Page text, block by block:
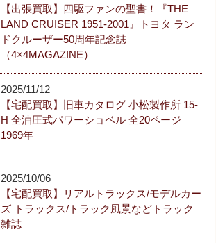
【出張買取】四駆ファンの聖書！『THE
LAND CRUISER 1951-2001』トヨタ ラン
ドクルーザー50周年記念誌
（4×4MAGAZINE）
2025/11/12
【宅配買取】旧車カタログ 小松製作所 15-
H 全油圧式パワーショベル 全20ページ
1969年
2025/10/06
【宅配買取】リアルトラックス/モデルカー
ズ トラックス/トラック風景などトラック
雑誌